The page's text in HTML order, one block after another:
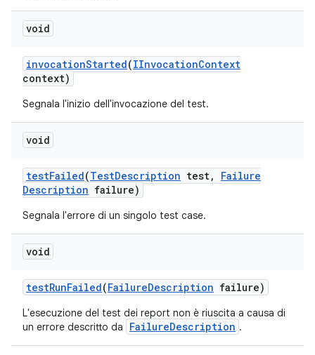
void
invocationStarted(IInvocationContext
context)
Segnala l'inizio dell'invocazione del test.
void
testFailed(TestDescription test,
Failure
Description failure)
Segnala l'errore di un singolo test case.
void
testRunFailed(FailureDescription failure)
L'esecuzione del test dei report non è riuscita a causa di
un errore descritto da
FailureDescription .